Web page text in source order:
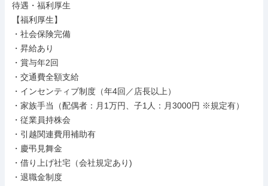
待遇・福利厚生
【福利厚生】
・社会保険完備
・昇給あり
・賞与年2回
・交通費全額支給
・インセンティブ制度（年4回／店長以上）
・家族手当（配偶者：月1万円、子1人：月3000円 ※規定有）
・従業員持株会
・引越関連費用補助有
・慶弔見舞金
・借り上げ社宅（会社規定あり)
・退職金制度